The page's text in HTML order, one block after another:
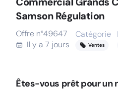
Samson Régulation
Offre n°49647
Il y a 7 jours
Catégorie
Ventes
Êtes-vous prêt pour un